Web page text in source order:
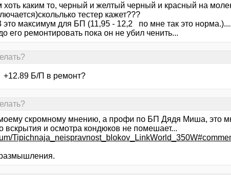
хоть каким то, черный и желтый черный и красный на
тестер кажет???
это максимум для БП (11,95 - 12,2 по мне так это
его ремонтировать пока он не убил ченить...
+12.89 Б/П в ремонт?
скромному мнению, а профи по БП Дядя Миша, это
вскрытия и осмотра кондюков не помешает...